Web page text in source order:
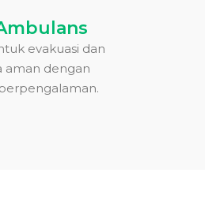
evakuasi dan
aman dengan